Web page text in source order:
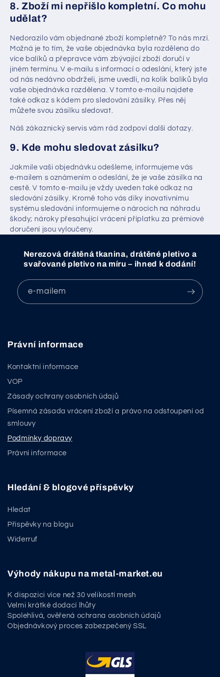
8. Zboží mi nepřišlo kompletní. Co mohu
udělat?
Nedorazilo vám objednané zboží kompletně? To nás mrzí.
Možná je to tím, že vaše objednávka byla rozdělena do
více balíků a přepravce vám zbývající zboží doručí v
jiném termínu. V e‑mailu s informací o odeslání, který jste
od nás nedávno obdrželi, jsme uvedli, na kolik balíků byla
vaše objednávka rozdělena. V tomto e‑mailu najdete
také odkaz s kódem pro sledování zásilky. Přes něj
můžete svou zásilku sledovat.
Náš zákaznický servis vám rád zodpoví další dotazy.
9. Kde mohu sledovat zásilku?
Jakmile vaši objednávku odešleme, informujeme vás
e‑mailem s oznámením o odeslání, že je vaše zásilka na
cestě. V tomto e‑mailu je vždy uveden také odkaz na
sledování zásilky. Kromě toho vás díky inovativnímu
systému sledování informujeme o nárocích na náhradu
škody; nároky přesahující vrácení příplatku za prémiové
doručení jsou vyloučeny.
Nerezová drátěná tkanina, drátěné pletivo a
svařované pletivo na míru – ihned k dodání!
e-mailem
Právní informace
Kontaktní informace
VOP
Zásady ochrany osobních údajů
Písemná zásada vrácení zboží a právo na odstoupení od
smlouvy
Podmínky dopravy
Právní informace
Hledání & blogové příspěvky
Hledat
Příspěvky na blogu
Widerruf
Výhody nákupu na metal-market.eu
K dispozici více než 30 velikostí mesh
Velmi krátké dodací lhůty
Spolehlivá, ověřená ochrana osobních údajů
Objednávkový proces zabezpečený SSL